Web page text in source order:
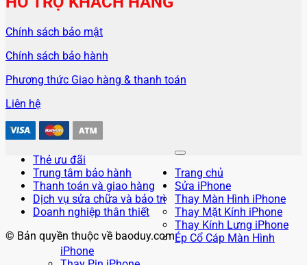
Chính sách bảo mật
Chính sách bảo hành
Phương thức Giao hàng & thanh toán
Liên hệ
Thẻ ưu đãi
Trung tâm bảo hành
Thanh toán và giao hàng
Dịch vụ sửa chữa và bảo trì
Doanh nghiệp thân thiết
© Bản quyền thuộc về baoduy.com
Trang chủ
Sửa iPhone
Thay Màn Hình iPhone
Thay Mặt Kính iPhone
Thay Kính Lưng iPhone
Ép Cổ Cáp Màn Hình
iPhone